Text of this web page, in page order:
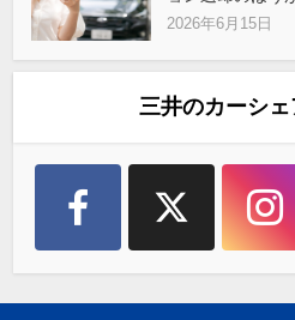
2026年6月15日
三井のカーシ